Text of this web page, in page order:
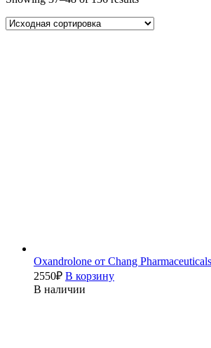
Oxandrolone от Chang
2550₽ В корзину
В наличии